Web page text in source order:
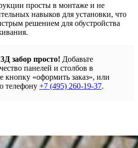
просты в монтаже и не
навыков для установки, что
решением для обустройства
забор просто! Добавьте
панелей и столбов в
кнопку «оформить заказ», или
телефону +7 (495) 260-19-37.